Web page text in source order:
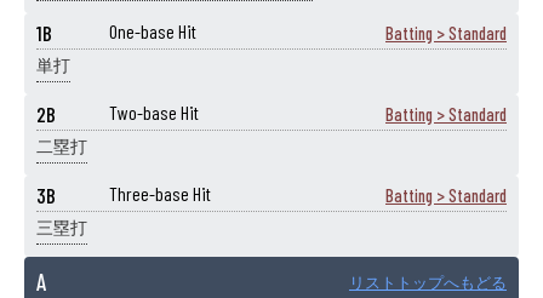
1B One-base Hit Batting > Standard
単打
2B Two-base Hit Batting > Standard
二塁打
3B Three-base Hit Batting > Standard
三塁打
A リストトップへもどる